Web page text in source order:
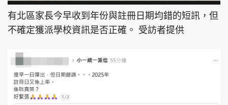
有北區家長今早收到年份與註冊日期均錯的短訊，但
不確定獲派學校資訊是否正確。 受訪者提供